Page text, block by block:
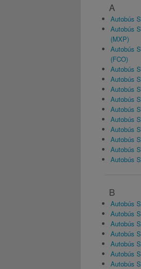
A
Autobús
Autobús
(MXP)
Autobús
(FCO)
Autobús
Autobús
Autobús
Autobús
Autobús
Autobús
Autobús
Autobús
Autobús
Autobús
B
Autobús
Autobús
Autobús
Autobús
Autobús
Autobús
Autobús